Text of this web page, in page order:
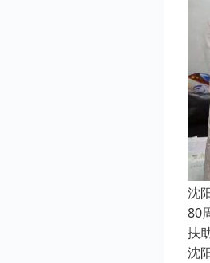
沈
80
扶
沈